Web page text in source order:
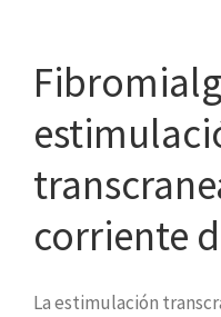
corriente
La estimulación